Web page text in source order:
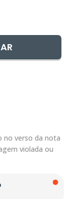
no verso da nota
violada ou